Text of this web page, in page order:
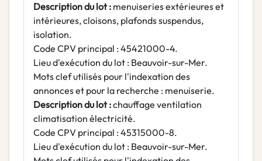
Description du lot : menuiseries extérieures et
intérieures, cloisons, plafonds suspendus,
isolation.
Code CPV principal : 45421000-4.
Lieu d'exécution du lot : Beauvoir-sur-Mer.
Mots clef utilisés pour l'indexation des
annonces et pour la recherche : menuiserie.
Description du lot :chauffage ventilation
climatisation électricité.
Code CPV principal : 45315000-8.
Lieu d'exécution du lot : Beauvoir-sur-Mer.